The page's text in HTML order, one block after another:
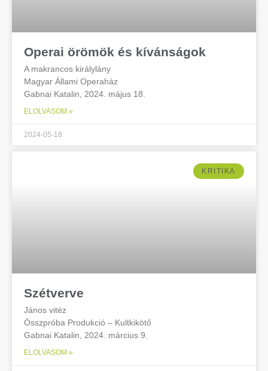
Operai örömök és kívánságok
A makrancos királylány
Magyar Állami Operaház
Gabnai Katalin, 2024. május 18.
ELOLVASOM »
2024-05-18
KRITIKA
Szétverve
János vitéz
Összpróba Produkció – Kultkikötő
Gabnai Katalin, 2024. március 9.
ELOLVASOM »